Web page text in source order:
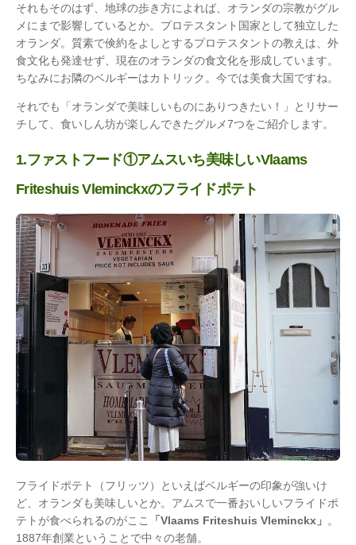
それもそのはず、地球の歩き方によれば、オランダの宗教がグル
メにまで影響しているとか。プロテスタント国家として独立した
オランダ。質素で倹約をよしとするプロテスタントの教えは、外
食文化も発達せず、現在のオランダの食文化を形成しています。
ちなみにお隣のベルギーはカトリック。今では美食大国ですね。
それでも「オランダで美味しいものにありつきたい！」とリサー
チして、食いしん坊が楽しんできたグルメ7つをご紹介します。
1.ファストフード①アムスいち美味しいVlaams
Friteshuis Vleminckxのフライドポテト
フライドポテト（フリッツ）といえばベルギーの印象が強いけ
ど、オランダも美味しいとか。アムスで一番おいしいフライドポ
テトが食べられるのがここ
「Vlaams Friteshuis Vleminckx」 。
1887年創業ということで中々の老舗。